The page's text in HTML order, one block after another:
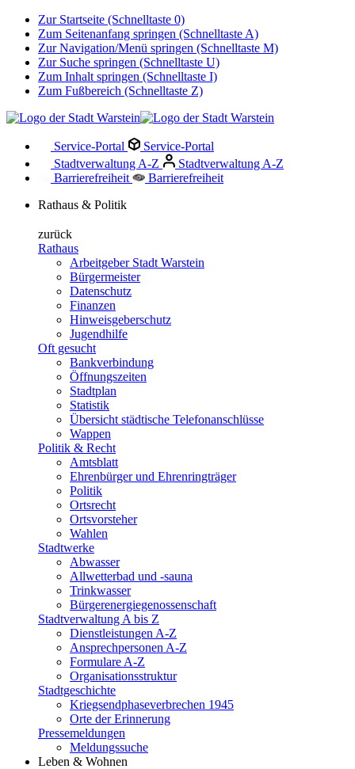
Zur Startseite (Schnelltaste 0)
Zum Seitenanfang springen (Schnelltaste A)
Zur Navigation/Menü springen (Schnelltaste M)
Zur Suche springen (Schnelltaste U)
Zum Inhalt springen (Schnelltaste I)
Zum Fußbereich (Schnelltaste Z)
Service-Portal
Service-Portal
Stadtverwaltung A-Z
Stadtverwaltung A-Z
Barrierefreiheit
Barrierefreiheit
Rathaus & Politik
zurück
Rathaus
Arbeitgeber Stadt Warstein
Bürgermeister
Datenschutz
Finanzen
Hinweisgeberschutz
Jugendhilfe
Oft gesucht
Bankverbindung
Öffnungszeiten
Stadtplan
Statistik
Übersicht städtische Telefonanschlüsse
Wappen
Politik & Recht
Amtsblatt
Ehrenbürger und Ehrenringträger
Politik
Ortsrecht
Ortsvorsteher
Wahlen
Stadtwerke
Abwasser
Allwetterbad und -sauna
Trinkwasser
Bürgerenergiegenossenschaft
Stadtverwaltung A bis Z
Dienstleistungen A-Z
Ansprechpersonen A-Z
Formulare A-Z
Organisationsstruktur
Stadtgeschichte
Kriegsendphaseverbrechen 1945
Orte der Erinnerung
Pressemeldungen
Meldungssuche
Leben & Wohnen